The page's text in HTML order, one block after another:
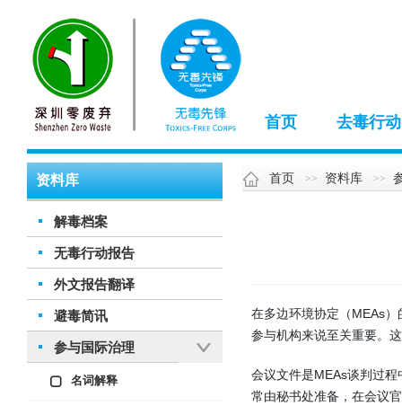
首页 去毒行动
资料库
解毒档案
无毒行动报告
外文报告翻译
避毒简讯
参与国际治理
名词解释
首页 资料库
在多边环境协定（MEAs
参与机构来说至关重要。
会议文件是MEAs谈判过
常由秘书处准备，在会议